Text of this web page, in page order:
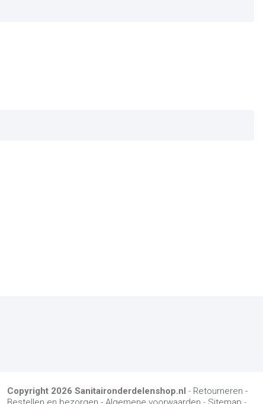
Copyright 2026 Sanitaironderdelenshop.nl - Retourneren -